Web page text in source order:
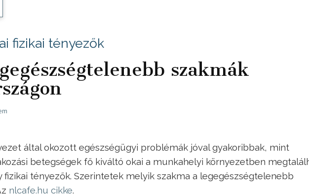
fizikai tényezők
szakmák
által okozott egészségügyi problémák jóval gyakoribbak, mint
betegségek fő kiváltó okai a munkahelyi környezetben
fizikai tényezők. Szerintetek melyik szakma a legegészségtelenebb
nlcafe.hu cikke.